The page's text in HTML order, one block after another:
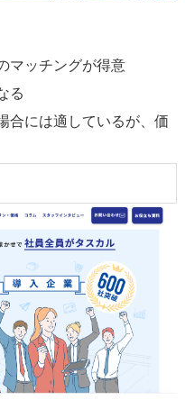
マッチングが得意
る
合には適しているが、価